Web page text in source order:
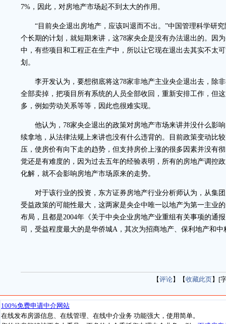
7%，因此，对房地产市场起不到太大的作用。
“目前央企退出房地产，应该叫退而不出。”中国管理科学研究
个长期的计划，就短期来讲，这78家央企是没有办法退出的。因
中，有些项目和工程正在生产中，所以让它现在退出去其实不太
划。
李开发认为，要想彻底将这78家非地产主业央企退出去，除非
全部卖掉，把项目所有系统的人员全部收回，重新安排工作，但
多，例如劳动关系等等，因此也很难实现。
他认为，78家央企退出的政策对房地产市场来讲并没什么影响
续拿地，从法律法规上来讲也没有什么违背的。目前政策变动比
压，使房价有向下走的趋势，但支持房价上涨的很多因素并没有
觉还是有难度的，因为过去五年的经验表明，所有的房地产调控
化解，就不会影响房地产市场原来的走势。
对于该行业的投资，东方证券房地产行业分析师认为，从集团
受益政策的可能性最大，这两家是央企中唯一以地产为第一主业
布局，且都是2004年《关于中央企业房地产业重组有关事项的通
司，受益程度最大的是华侨城A，其次为招商地产、保利地产和中
【评论】【收藏此页】[